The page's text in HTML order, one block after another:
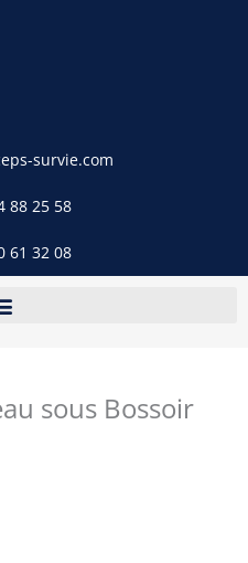
survie.com
88 25 58
61 32 08
sous Bossoir